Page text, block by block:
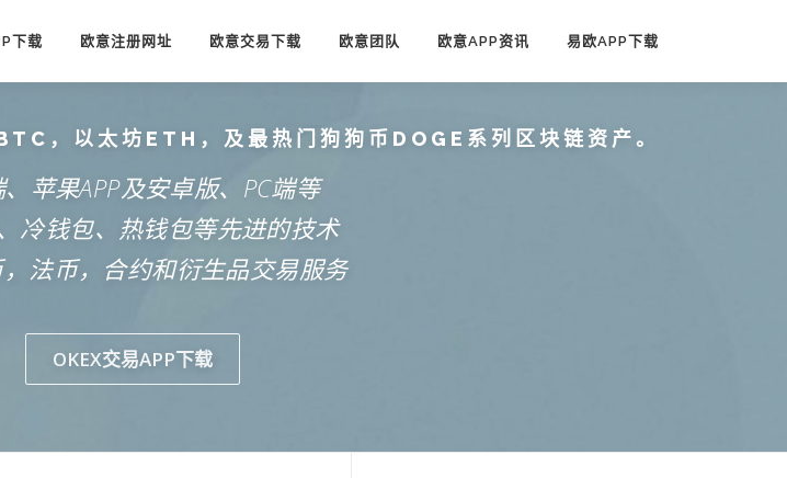
下载 欧意注册网址 欧意交易下载 欧意团队 欧意APP资讯 易欧APP下载
，以太坊ETH，及最热门狗狗币DOGE系列区块链资产。
苹果APP及安卓版、PC端等
冷钱包、热钱包等先进的技术
法币，合约和衍生品交易服务
OKEX交易APP下载